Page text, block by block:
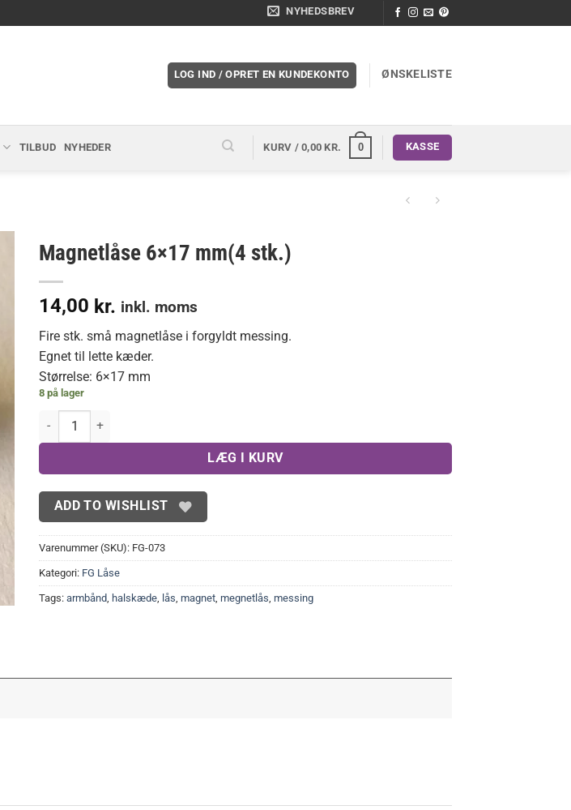
NYHEDSBREV
LOG IND / OPRET EN KUNDEKONTO ØNSKELISTE
TILBUD NYHEDER KURV /0,00KR. 0 KASSE
Magnetlåse 6×17 mm(4 stk.)
14,00 kr. inkl. moms
Fire stk. små magnetlåse i forgyldt messing.
Egnet til lette kæder.
Størrelse: 6×17 mm
8 på lager
Magnetlåse 6x17 mm(4 stk.) antal
LÆG I KURV
ADD TO WISHLIST
Varenummer (SKU): FG-073
Kategori: FG Låse
Tags: armbånd halskæde lås magnet megnetlås messing